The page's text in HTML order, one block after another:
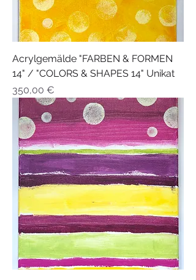
Acrylgemälde "FARBEN & FORMEN
14" / "COLORS & SHAPES 14" Unikat
Preis
350,00 €